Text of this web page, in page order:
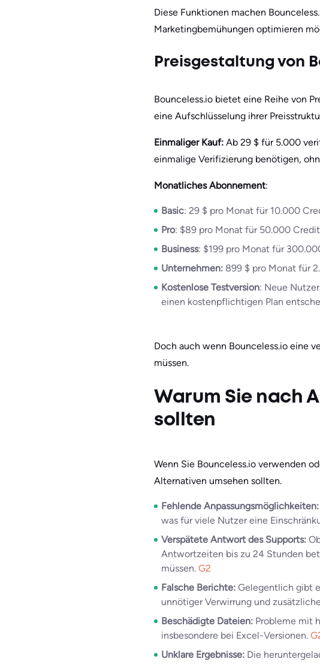
Diese Funktionen machen
Marketingbemühungen optimieren
Preisgestaltung von
Bounceless.io bietet eine Reihe von
eine Aufschlüsselung ihrer
Einmaliger Kauf: Ab 29 $ für 5.000
einmalige Verifizierung benötigen,
Monatliches Abonnement:
Basic: 29 $ pro Monat für 10.000
Pro: $89 pro Monat für 50.000
Business: $199 pro Monat für
Unternehmen: 899 $ pro Monat für
Kostenlose Testversion: Neue
einen kostenpflichtigen Plan
Doch auch wenn Bounceless.io eine
müssen.
Warum Sie nach
sollten
Wenn Sie Bounceless.io verwenden
Alternativen umsehen sollten.
Fehlende Anpassungsmöglichkeiten:
was für viele Nutzer eine
Verspätete Antwort des Supports:
Antwortzeiten bis zu 24 Stunden
müssen. G2
Falsche Berichte: Gelegentlich gibt
unnötiger Verwirrung und
Beschädigte Dateien: Probleme mit
insbesondere bei Excel-Versionen.
Unklare Ergebnisse: Die